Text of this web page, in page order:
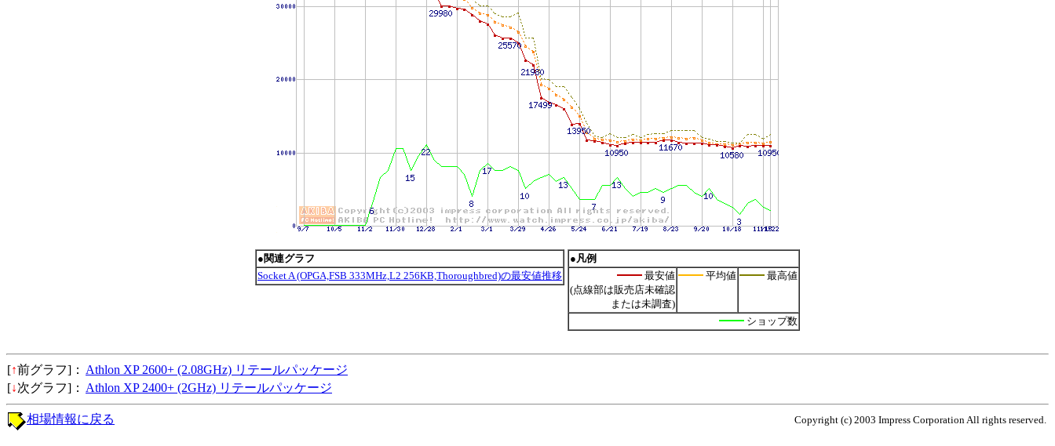
●関連グラフ
Socket A (OPGA,FSB 333MHz,L2 256KB,Thoroughbred)の最安値推移
●凡例
最安値
(点線部は販売店未確認
または未調査)
平均値 最高値
ショップ数
[↑前グラフ]： Athlon XP 2600+ (2.08GHz) リテールパッケージ
[↓次グラフ]： Athlon XP 2400+ (2GHz) リテールパッケージ
Copyright (c) 2003 Impress Corporation All rights reserved.
相場情報に戻る